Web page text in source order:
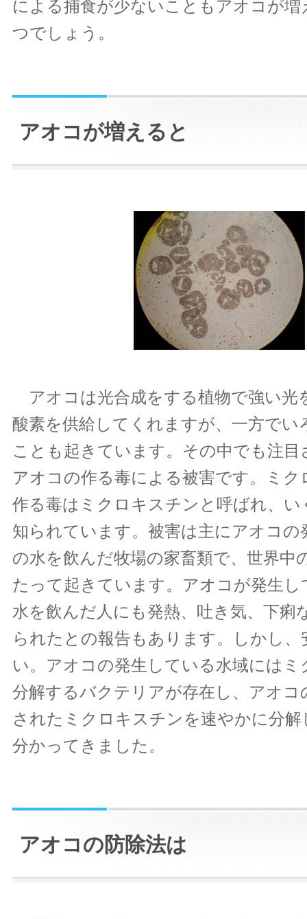
による捕食が少ないこともアオコが増
つでしょう。
アオコが増えると
アオコは光合成をする植物で強い光
酸素を供給してくれますが、一方でい
ことも起きています。その中でも注
アオコの作る毒による被害です。ミ
作る毒はミクロキスチンと呼ばれ、い
知られています。被害は主にアオコの
の水を飲んだ牧場の家畜類で、世界中
たって起きています。アオコが発生し
水を飲んだ人にも発熱、吐き気、下痢
られたとの報告もあります。しかし
い。アオコの発生している水域には
分解するバクテリアが存在し、アオコ
されたミクロキスチンを速やかに分
分かってきました。
アオコの防除法は